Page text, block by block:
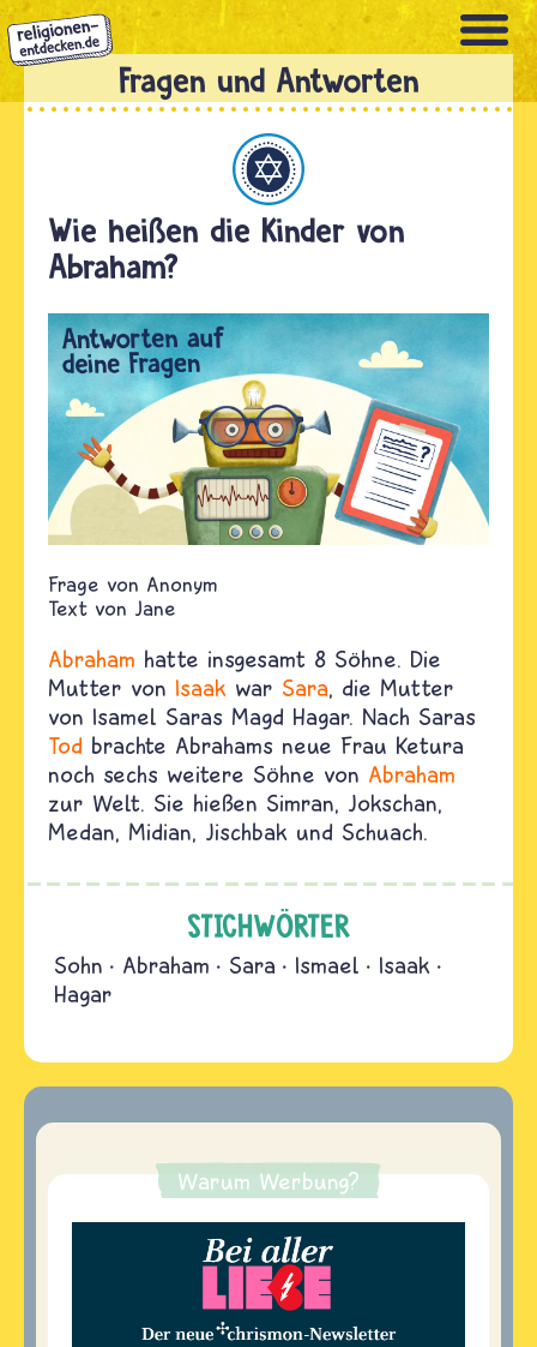
Direkt
zum
Inhalt
Wie heißen die Kinder von
Abraham?
Anonym
Text von Jane
Abraham hatte insgesamt 8 Söhne. Die
Mutter von Isaak war Sara, die Mutter
von Isamel Saras Magd Hagar. Nach Saras
Tod brachte Abrahams neue Frau Ketura
noch sechs weitere Söhne von Abraham
zur Welt. Sie hießen Simran, Jokschan,
Medan, Midian, Jischbak und Schuach.
STICHWÖRTER
Sohn Abraham Sara Ismael
Isaak
Hagar
Warum Werbung?